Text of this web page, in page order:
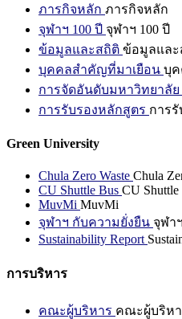
ภารกิจหลัก ภารกิจหลัก
จุฬาฯ 100 ปี จุฬาฯ 100 ปี
ข้อมูลและสถิติ ข้อมูลและ
บุคคลสำคัญที่มาเยือน บุ
การจัดอันดับมหาวิทยาลัย
การรับรองหลักสูตร การ
Green University
Chula Zero Waste Chula
CU Shuttle Bus CU Shuttle
MuvMi MuvMi
จุฬาฯ กับความยั่งยืน จุฬา
Sustainability Report
การบริหาร
คณะผู้บริหาร คณะผู้บริห